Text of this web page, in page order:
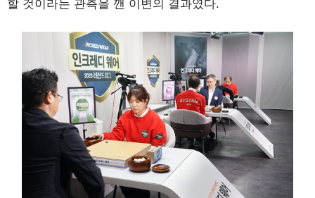
할 것이라는 관측을 깬 이변의 결과였다.